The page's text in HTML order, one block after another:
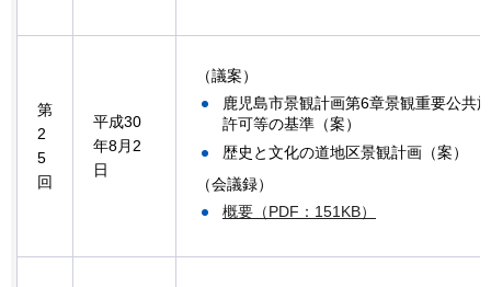
第
2
5
回
平成30
年8月2
日
（議案）
鹿児島市景観計画第6章景観重要公共
許可等の基準（案）
歴史と文化の道地区景観計画（案）
（会議録）
概要（PDF：151KB）